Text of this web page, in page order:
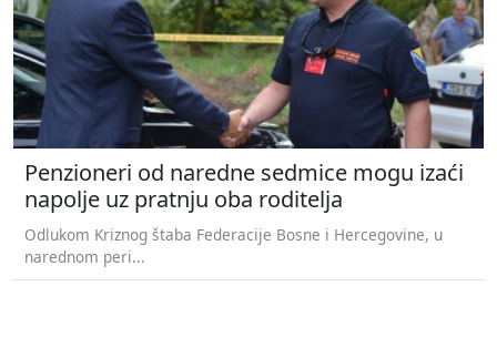
Penzioneri od naredne sedmice mogu izaći
napolje uz pratnju oba roditelja
Odlukom Kriznog štaba Federacije Bosne i Hercegovine, u
narednom peri...